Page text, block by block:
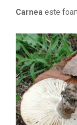
Carneaeste